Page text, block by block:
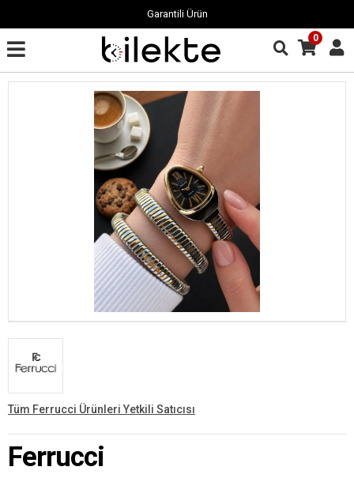
Garantili Ürün
0
Tüm Ferrucci Ürünleri Yetkili Satıcısı
Ferrucci